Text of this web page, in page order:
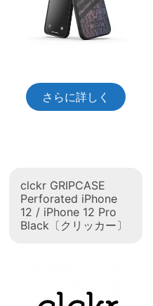
さらに詳しく
clckr GRIPCASE
Perforated iPhone
12 / iPhone 12 Pro
Black〔クリッカー〕